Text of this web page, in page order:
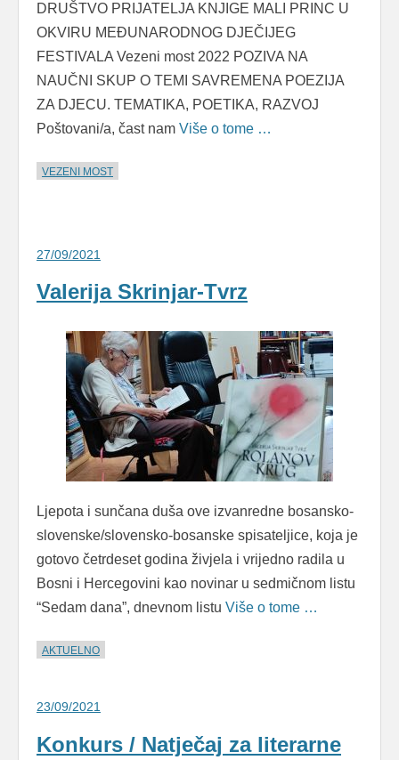
DRUŠTVO PRIJATELJA KNJIGE MALI PRINC U
OKVIRU MEĐUNARODNOG DJEČIJEG
FESTIVALA Vezeni most 2022 POZIVA NA
NAUČNI SKUP O TEMI SAVREMENA POEZIJA
ZA DJECU. TEMATIKA, POETIKA, RAZVOJ
Poštovani/a, čast nam Više o tome …
VEZENI MOST
27/09/2021
Valerija Skrinjar-Tvrz
Ljepota i sunčana duša ove izvanredne bosansko-
slovenske/slovensko-bosanske spisateljice, koja je
gotovo četrdeset godina živjela i vrijedno radila u
Bosni i Hercegovini kao novinar u sedmičnom listu
“Sedam dana”, dnevnom listu Više o tome …
AKTUELNO
23/09/2021
Konkurs / Natječaj za literarne